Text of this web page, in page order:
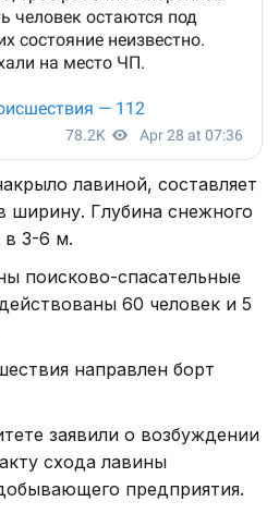
лавиной, составляет
ширину. Глубина снежного
в 3-6 м.
поисково-спасательные
60 человек и 5
направлен борт
заявили о возбуждении
схода лавины
предприятия.